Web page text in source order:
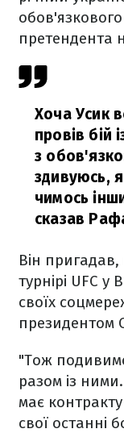
претендента
Хоча Усик
провів бій
з
здивуюсь,
чимось
сказав
Він
турнірі UFC
своїх
"Тож
разом із
має
свої останні